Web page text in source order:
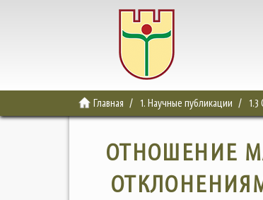
Главная 1. Научные публикации
ОТНОШЕНИЕ